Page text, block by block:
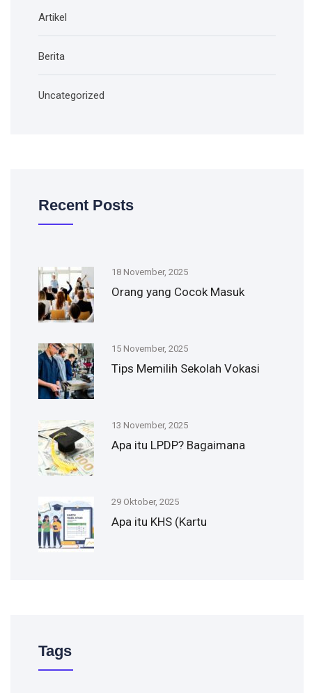
Artikel
Berita
Uncategorized
Recent Posts
18 November, 2025
Orang yang Cocok Masuk
15 November, 2025
Tips Memilih Sekolah Vokasi
13 November, 2025
Apa itu LPDP? Bagaimana
29 Oktober, 2025
Apa itu KHS (Kartu
Tags